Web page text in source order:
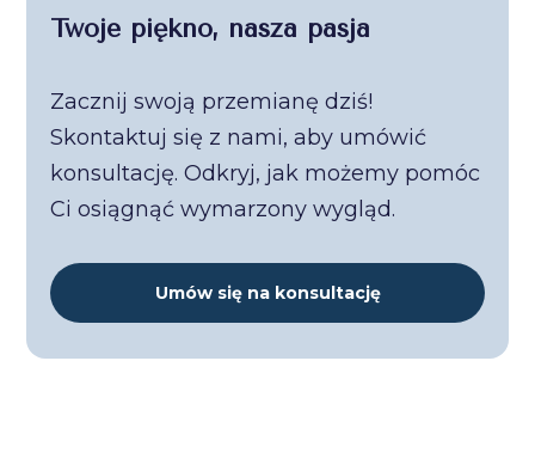
Twoje piękno, nasza pasja
Zacznij swoją przemianę dziś!
Skontaktuj się z nami, aby umówić
konsultację. Odkryj, jak możemy pomóc
Ci osiągnąć wymarzony wygląd.
Umów się na konsultację